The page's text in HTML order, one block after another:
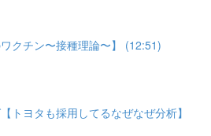
クチン〜接種理論〜】 (12:51)
トヨタも採用してるなぜなぜ分析】